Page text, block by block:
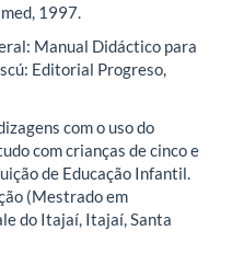
1997.
Manual Didáctico para
Editorial Progreso,
com o uso do
com crianças de cinco e
de Educação Infantil.
(Mestrado em
do Itajaí, Itajaí, Santa